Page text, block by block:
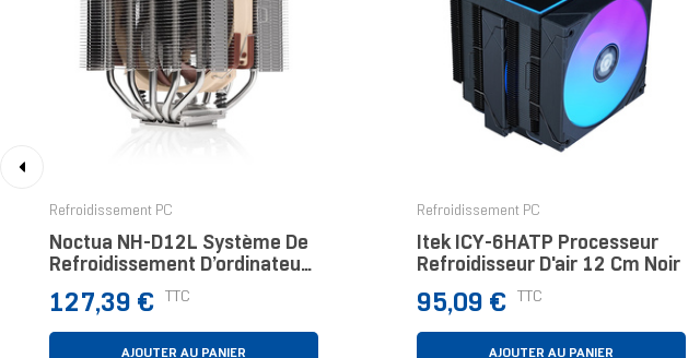
Refroidissement PC
Noctua NH-D12L Système De
Refroidissement D’ordinateur
Processeur Refroidisseur D'air
Aluminium, Beige, Marron
Prix
127,39 € TTC
AJOUTER AU PANIER
Refroidissement PC
Itek ICY-6HATP Processeur
Refroidisseur D'air 12 Cm Noir
Prix
95,09 € TTC
AJOUTER AU PANIER